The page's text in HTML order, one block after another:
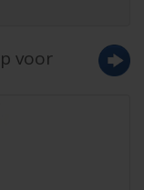
voor